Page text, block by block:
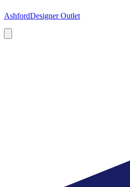
AshfordDesigner Outlet